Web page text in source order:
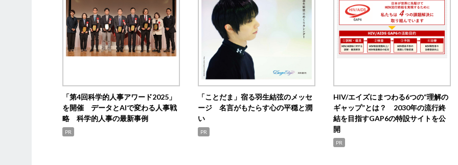
「第4回科学的人事アワード2025」
を開催 データとAIで変わる人事戦
略 科学的人事の最新事例
PR
「ことだま」宿る羽生結弦のメッセ
ージ 名言がもたらす心の平穏と潤
い
PR
HIV/エイズにまつわる6つの“理解の
ギャップ”とは？ 2030年の流行終
結を目指すGAP6の特設サイトを公
開
PR